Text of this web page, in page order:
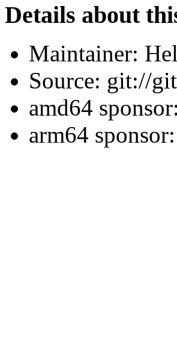
Details about
Maintainer:
Source: git://
amd64 sponsor:
arm64 sponsor: